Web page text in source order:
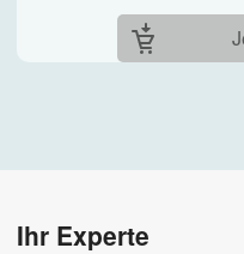
Ihr Experte